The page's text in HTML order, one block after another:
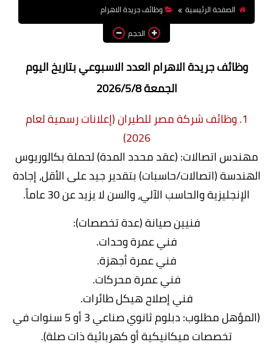
وظائف اعضاء هيئة تدريس
بالجامعات والمعاهد
اخبار
الصفحة الرئيسية
وظائف جريدة الاهرام
الحجم
وظائف جريدة الاهرام العدد الاسبوعي بتاريخ اليوم
الجمعة 2026/5/8
1. وظائف شركة مصر للطيران (إعلانات رسمية لعام
2026)
مهندس اتصالات: (عقد محدد المدة) لحملة بكالوريوس
الهندسة (اتصالات/حاسبات) بتقدير جيد على الأقل، إجادة
الإنجليزية والحاسب الآلي، والسن لا يزيد عن 30 عاماً.
فنيين صيانة (عدة تخصصات):
فني عمرة وحدات.
فني عمرة أجهزة.
فني عمرة محركات.
فني إصلاح هيكل طائرات.
(المؤهل مطلوب: دبلوم ثانوي صناعي 3 أو 5 سنوات في
تخصصات ميكانيكية أو كهربائية ذات صلة).